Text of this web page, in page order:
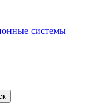
системы